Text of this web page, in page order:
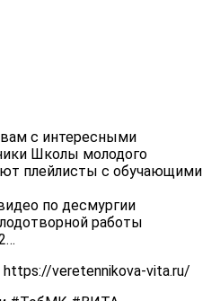
с интересными
Школы молодого
плейлисты с обучающими
по десмургии
работы
veretennikova-vita.ru/